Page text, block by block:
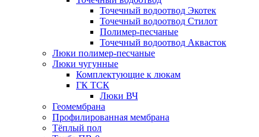
Точечный водоотвод Экотек
Точечный водоотвод Стилот
Полимер-песчаные
Точечный водоотвод Аквасток
Люки полимер-песчаные
Люки чугунные
Комплектующие к люкам
ГК ТСК
Люки ВЧ
Геомембрана
Профилированная мембрана
Тёплый пол